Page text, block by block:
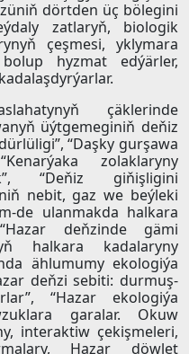
dörtden üç bölegini
zatlaryň, biologik
çeşmesi, yklymara
hyzmat edýärler,
çäklerinde
üýtgemeginiň deňiz
“Daşky gurşawa
zolaklaryny
“Deňiz giňişligini
nebit, gaz we beýleki
de ulanmakda halkara
deňzinde gämi
halkara kadalaryny
ählumumy ekologiýa
deňzi sebiti: durmuş-
“Hazar ekologiýa
garalar. Okuw
interaktiw çekişmeleri,
Hazar döwlet